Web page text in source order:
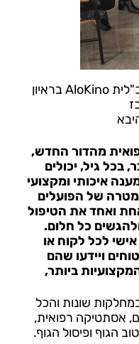
מימין: מאיה מורד, מייסדת ומנכ"לית AloKino בראיון
מהדור החדש,
בכל גיל, יכולים
איכותי ומקצועי
של הפועלים
ואחד את הטיפול
כל חלום.
לכל לקוח או
ויידעו שהם
ביותר,
שונות והכל
אסתטיקה רפואית,
הגוף ופיסול הגוף.